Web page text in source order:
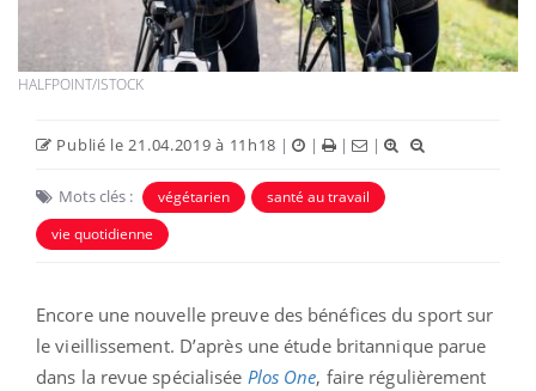
HALFPOINT/ISTOCK
Publié le 21.04.2019 à 11h18 | | | |
Mots clés : végétarien
santé au travail
vie quotidienne
Encore une nouvelle preuve des bénéfices du sport sur
le vieillissement. D’après une étude britannique parue
dans la revue spécialisée Plos One, faire régulièrement